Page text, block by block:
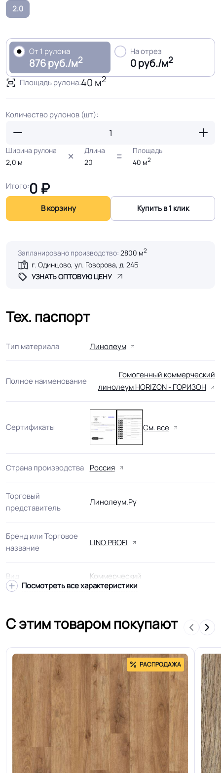
2.0
От 1 рулона
876 руб./м2
На отрез
0 руб./м2
Площадь рулона:40 м2
Количество рулонов (шт):
Ширина рулона
2,0 м
Длина
20
Площадь
40 м2
Итого:0 ₽
В корзину Купить в 1 клик
Запланировано производство: 2800 м2
г. Одинцово, ул. Говорова, д. 24Б
УЗНАТЬ ОПТОВУЮ ЦЕНУ
Тех. паспорт
Тип материала Линолеум
Полное наименование
Гомогенный коммерческий
линолеум HORIZON - ГОРИЗОН
Сертификаты См. все
Страна производства Россия
Торговый
представитель
Линолеум.Ру
Бренд или Торговое
название
LINO PROFI
Вид Коммерческий
сопротивление
Структура Однослойная
Основа Безосновный
2.0 м
Толщина 2.0 мм
Посмотреть все характеристики
С этим товаром покупают
РАСПРОДАЖА